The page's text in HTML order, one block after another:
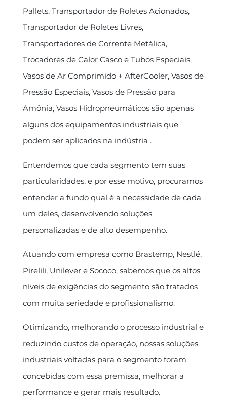
Pallets, Transportador de Roletes Acionados,
Transportador de Roletes Livres,
Transportadores de Corrente Metálica,
Trocadores de Calor Casco e Tubos Especiais,
Vasos de Ar Comprimido + AfterCooler, Vasos de
Pressão Especiais, Vasos de Pressão para
Amônia, Vasos Hidropneumáticos são apenas
alguns dos equipamentos industriais que
podem ser aplicados na indústria .
Entendemos que cada segmento tem suas
particularidades, e por esse motivo, procuramos
entender a fundo qual é a necessidade de cada
um deles, desenvolvendo soluções
personalizadas e de alto desempenho.
Atuando com empresa como Brastemp, Nestlé,
Pirelili, Unilever e Sococo, sabemos que os altos
níveis de exigências do segmento são tratados
com muita seriedade e profissionalismo.
Otimizando, melhorando o processo industrial e
reduzindo custos de operação, nossas soluções
industriais voltadas para o segmento foram
concebidas com essa premissa, melhorar a
performance e gerar mais resultado.